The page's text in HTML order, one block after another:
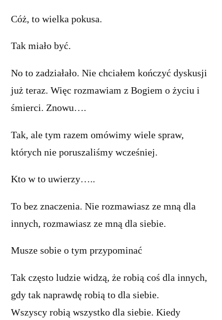
Cóż, to wielka pokusa.
Tak miało być.
No to zadziałało. Nie chciałem kończyć dyskusji
już teraz. Więc rozmawiam z Bogiem o życiu i
śmierci. Znowu….
Tak, ale tym razem omówimy wiele spraw,
których nie poruszaliśmy wcześniej.
Kto w to uwierzy…..
To bez znaczenia. Nie rozmawiasz ze mną dla
innych, rozmawiasz ze mną dla siebie.
Musze sobie o tym przypominać
Tak często ludzie widzą, że robią coś dla innych,
gdy tak naprawdę robią to dla siebie.
Wszyscy robią wszystko dla siebie. Kiedy